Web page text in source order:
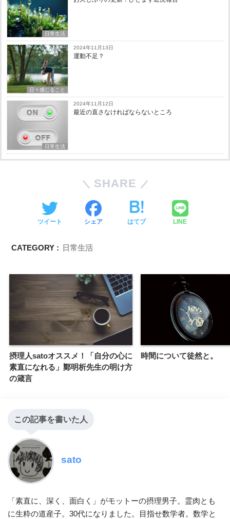
日常生活
日々感じること
2024年11月13日
運動不足？
日常生活
2024年11月12日
最近の直さなければならないところ
SHARE
ツイート シェア はてブ LINE
CATEGORY : 日常生活
摂理人satoオススメ！「自分の心に
素直になれる」鄭明析先生の明け方
の箴言
時間について徒然と。
この記事を書いた人
sato
「素直に、深く、面白く」がモットーの摂理男子。霊肉とも
に生粋の道産子。30代になりました。目指せ数学者。数学と